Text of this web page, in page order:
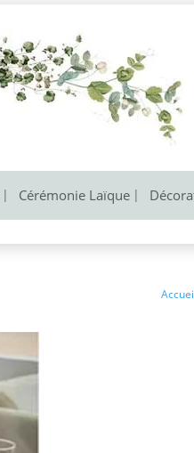
Cérémonie Laïque